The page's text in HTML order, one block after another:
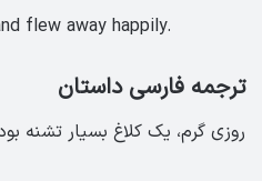
flew away happily.
ترجمه فارسی داستان
روزی گرم، یک کلاغ بسیار تشنه